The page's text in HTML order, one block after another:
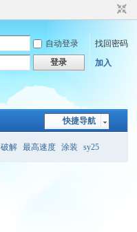
自动登录
找回密码
登录 加入
快捷导航
破解 最高速度 涂装 sy25